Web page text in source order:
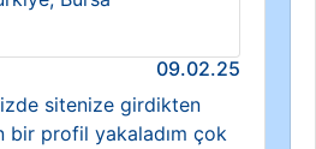
09.02.25
sitenize girdikten
bir profil yakaladım çok